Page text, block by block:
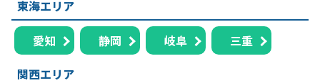
東海エリア
愛知 静岡 岐阜
三重
関西エリア